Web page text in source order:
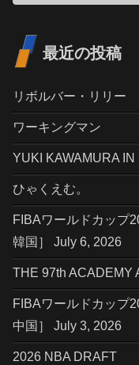
最近の投稿
リボルバー・リリー
ワーキングマン
YUKI KAWAMURA
ひゃくえむ。
FIBAワールドカッ
韓国］ July 6, 2026
THE 97th ACADEMY
FIBAワールドカッ
中国］ July 3, 2026
2026 NBA DRAFT